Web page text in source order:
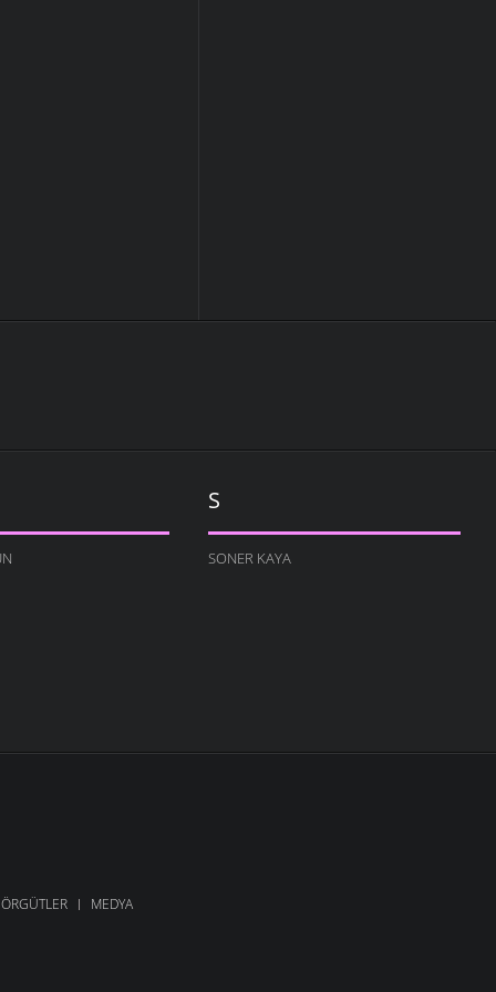
S
SONER KAYA
ÖRGÜTLER MEDYA